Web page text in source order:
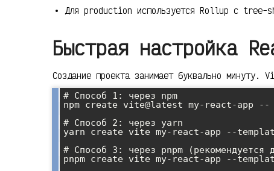
Для production используется Rollup с tree-
Быстрая настройка
Создание проекта занимает буквально минуту.
# Способ 1: через npm
npm create vite@latest my-react-app
# Способ 2: через yarn
yarn create vite my-react-app --
# Способ 3: через pnpm (рекомендуется
pnpm create vite my-react-app --